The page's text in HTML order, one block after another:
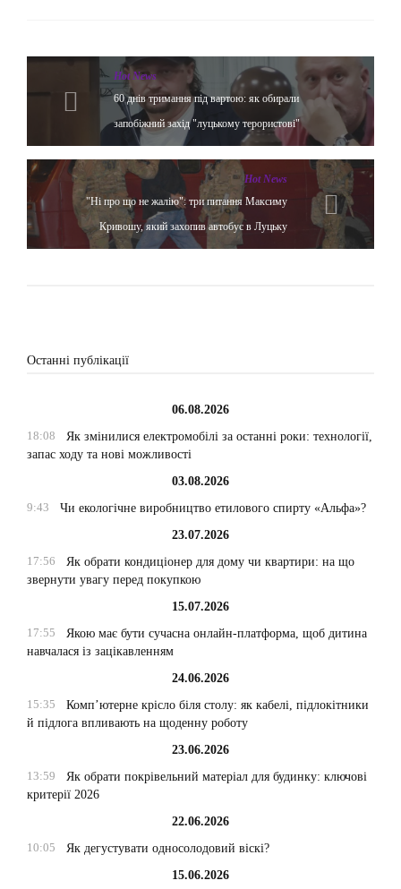
Hot News
60 днів тримання під вартою: як обирали
запобіжний захід "луцькому терористові"
Hot News
"Ні про що не жалію": три питання Максиму
Кривошу, який захопив автобус в Луцьку
Останні публікації
06.08.2026
18:08
Як змінилися електромобілі за останні роки: технології,
запас ходу та нові можливості
03.08.2026
9:43
Чи екологічне виробництво етилового спирту «Альфа»?
23.07.2026
17:56
Як обрати кондиціонер для дому чи квартири: на що
звернути увагу перед покупкою
15.07.2026
17:55
Якою має бути сучасна онлайн-платформа, щоб дитина
навчалася із зацікавленням
24.06.2026
15:35
Комп’ютерне крісло біля столу: як кабелі, підлокітники
й підлога впливають на щоденну роботу
23.06.2026
13:59
Як обрати покрівельний матеріал для будинку: ключові
критерії 2026
22.06.2026
10:05
Як дегустувати односолодовий віскі?
15.06.2026